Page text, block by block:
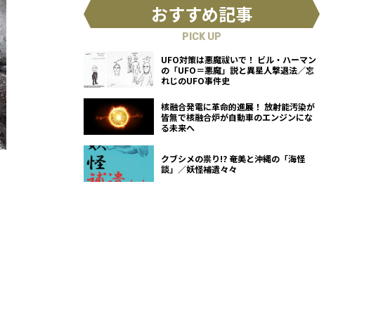
おすすめ記事
PICK UP
UFO対策は悪魔祓いで！ ビル・ハーマン
の「UFO＝悪魔」説と異星人撃退法／忘
れじのUFO事件史
核融合発電に革命的進展！ 放射能汚染が
皆無で核融合炉が自動車のエンジンにな
る未来へ
クブシメの祟り!? 奄美と沖縄の「海怪
談」／妖怪補遺々々